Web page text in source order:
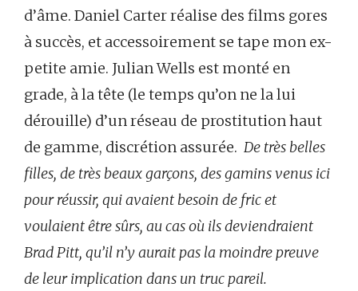
d’âme. Daniel Carter réalise des films gores
à succès, et accessoirement se tape mon ex-
petite amie. Julian Wells est monté en
grade, à la tête (le temps qu’on ne la lui
dérouille) d’un réseau de prostitution haut
de gamme, discrétion assurée. De très belles
filles, de très beaux garçons, des gamins venus ici
pour réussir, qui avaient besoin de fric et
voulaient être sûrs, au cas où ils deviendraient
Brad Pitt, qu’il n’y aurait pas la moindre preuve
de leur implication dans un truc pareil.